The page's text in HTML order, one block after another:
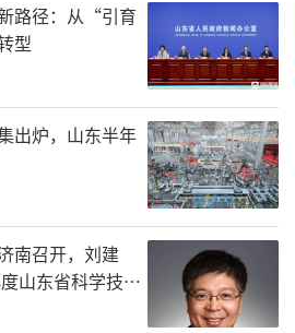
获“2024中国物业品牌影
项榜单“2024重点城市住
服务企业-济南、青岛”“2
大品牌物业服务企业”奖
路径：从“引育
型
出炉，山东半年
南召开，刘建
山东省科学技术